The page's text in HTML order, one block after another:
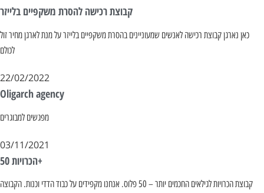
קבוצת רכישה להסרת משקפיים בלייזר
כאן נארגן קבוצת רכישה לאנשים שמעוניינים בהסרת משקפיים בלייזר על מנת לארגן מחיר זול
לכולם
22/02/2022
Oligarch agency
מפגשים למבוגרים
03/11/2021
הכרויות 50+
קבוצת הכרויות לגילאים החכמים יותר – 50 פלוס. אנחנו מקפידים על כבוד הדדי וכנות. הקבוצה